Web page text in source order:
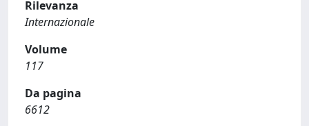
Rilevanza
Internazionale
Volume
117
Da pagina
6612